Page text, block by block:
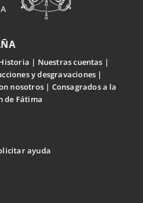
Nuestras cuentas
y desgravaciones
nosotros
Consagrados a la
de Fátima
ayuda